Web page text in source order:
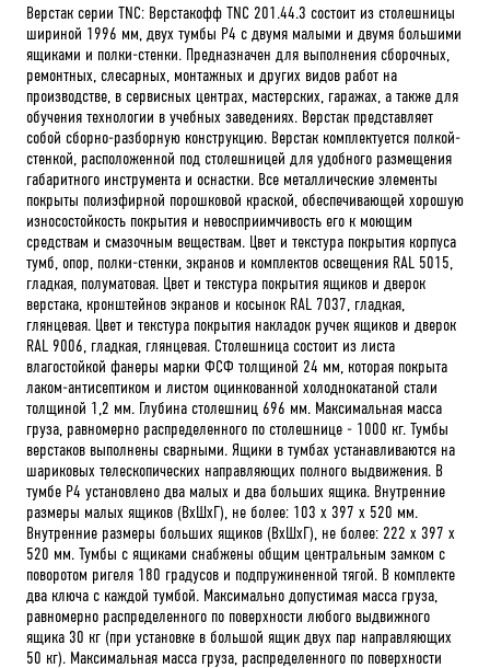
Верстак серии TNC: Верстакофф TNC 201.44.3 состоит из столешницы
шириной 1996 мм, двух тумбы P4 с двумя малыми и двумя большими
ящиками и полки-стенки. Предназначен для выполнения сборочных,
ремонтных, слесарных, монтажных и других видов работ на
производстве, в сервисных центрах, мастерских, гаражах, а также для
обучения технологии в учебных заведениях. Верстак представляет
собой сборно-разборную конструкцию. Верстак комплектуется полкой-
стенкой, расположенной под столешницей для удобного размещения
габаритного инструмента и оснастки. Все металлические элементы
покрыты полиэфирной порошковой краской, обеспечивающей хорошую
износостойкость покрытия и невосприимчивость его к моющим
средствам и смазочным веществам. Цвет и текстура покрытия корпуса
тумб, опор, полки-стенки, экранов и комплектов освещения RAL 5015,
гладкая, полуматовая. Цвет и текстура покрытия ящиков и дверок
верстака, кронштейнов экранов и косынок RAL 7037, гладкая,
глянцевая. Цвет и текстура покрытия накладок ручек ящиков и дверок
RAL 9006, гладкая, глянцевая. Столешница состоит из листа
влагостойкой фанеры марки ФСФ толщиной 24 мм, которая покрыта
лаком-антисептиком и листом оцинкованной холоднокатаной стали
толщиной 1,2 мм. Глубина столешниц 696 мм. Максимальная масса
груза, равномерно распределенного по столешнице - 1000 кг. Тумбы
верстаков выполнены сварными. Ящики в тумбах устанавливаются на
шариковых телескопических направляющих полного выдвижения. В
тумбе P4 установлено два малых и два больших ящика. Внутренние
размеры малых ящиков (ВхШхГ), не более: 103 х 397 х 520 мм.
Внутренние размеры больших ящиков (ВхШхГ), не более: 222 х 397 х
520 мм. Тумбы с ящиками снабжены общим центральным замком с
поворотом ригеля 180 градусов и подпружиненной тягой. В комплекте
два ключа с каждой тумбой. Максимально допустимая масса груза,
равномерно распределенного по поверхности любого выдвижного
ящика 30 кг (при установке в большой ящик двух пар направляющих
50 кг). Максимальная масса груза, распределенного по поверхности